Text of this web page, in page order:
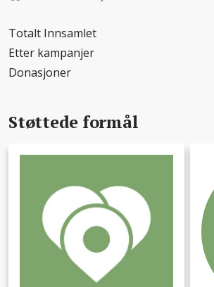
Totalt Innsamlet
Etter kampanjer
Donasjoner
Støttede formål